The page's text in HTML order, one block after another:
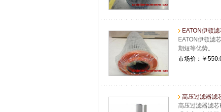
EATON伊顿
EATON伊顿滤
期短等优势。
市场价： ￥
高压过滤器滤
高压过滤器滤